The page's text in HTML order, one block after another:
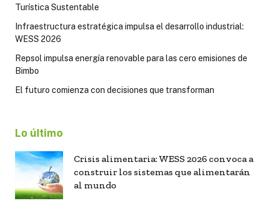
Turística Sustentable
Infraestructura estratégica impulsa el desarrollo industrial:
WESS 2026
Repsol impulsa energía renovable para las cero emisiones de
Bimbo
El futuro comienza con decisiones que transforman
Lo último
Crisis alimentaria: WESS 2026 convoca a
construir los sistemas que alimentarán
al mundo